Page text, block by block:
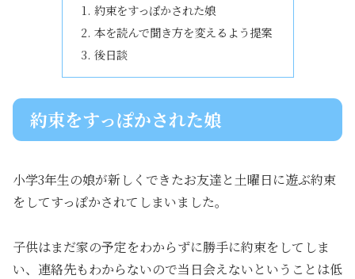
約束をすっぽかされた娘
本を読んで聞き方を変えるよう提案
後日談
約束をすっぽかされた娘
小学3年生の娘が新しくできたお友達と土曜日に遊ぶ約束
をしてすっぽかされてしまいました。
子供はまだ家の予定をわからずに勝手に約束をしてしま
い、連絡先もわからないので当日会えないということは低